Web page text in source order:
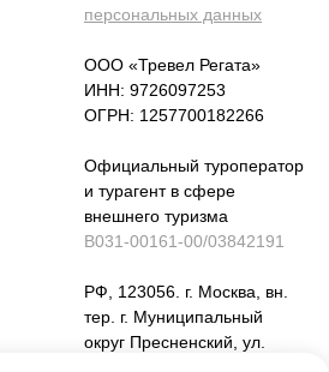
персональных данных
ООО «Тревел Регата»
ИНН: 9726097253
ОГРН: 1257700182266
Официальный туроператор
и турагент в сфере
внешнего туризма
В031-00161-00/03842191
РФ, 123056. г. Москва, вн.
тер. г. Муниципальный
округ Пресненский, ул.